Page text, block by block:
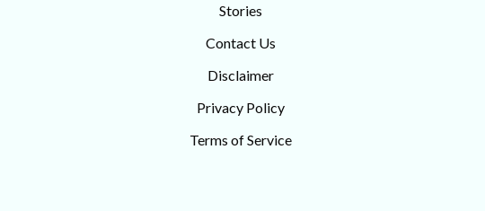
Stories
Contact Us
Disclaimer
Privacy Policy
Terms of Service